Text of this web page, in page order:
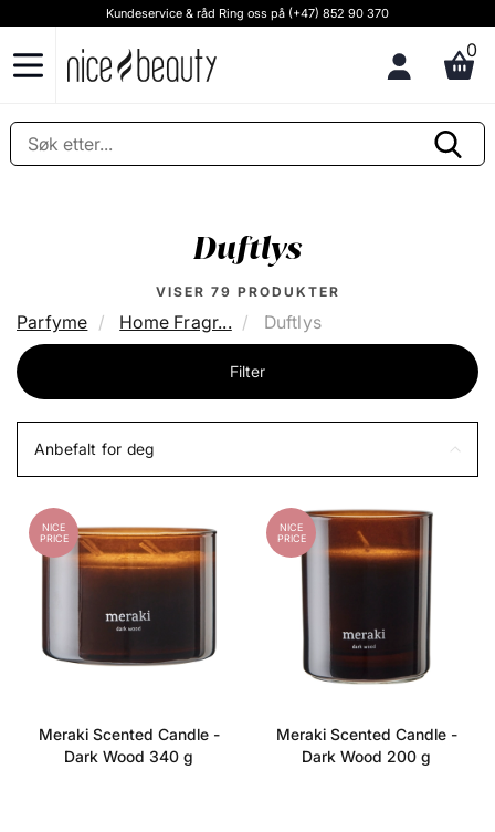
Kundeservice & råd Ring oss på (+47) 852 90 370
0
Duftlys
VISER 79 PRODUKTER
Parfyme Home Fragr... Duftlys
Filter
Anbefalt for deg
NICE
PRICE
Meraki Scented Candle -
Dark Wood 340 g
NICE
PRICE
Meraki Scented Candle -
Dark Wood 200 g